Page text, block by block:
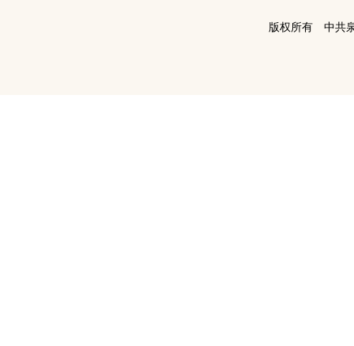
版权所有 中共